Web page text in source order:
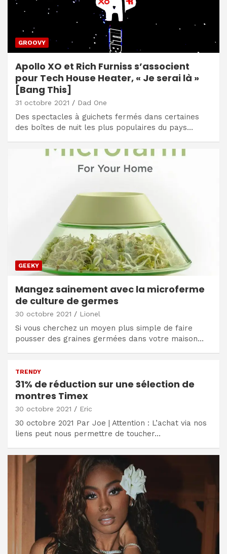
GROOVY
Apollo XO et Rich Furniss s’associent
pour Tech House Heater, « Je serai là »
[Bang This]
31 octobre 2021 Dad One
Des spectacles à guichets fermés dans certaines
des boîtes de nuit les plus populaires du pays…
GEEKY
Mangez sainement avec la microferme
de culture de germes
30 octobre 2021 Lionel
Si vous cherchez un moyen plus simple de faire
pousser des graines germées dans votre maison…
TRENDY
31% de réduction sur une sélection de
montres Timex
30 octobre 2021 Eric
30 octobre 2021 Par Joe | Attention : L’achat via nos
liens peut nous permettre de toucher…